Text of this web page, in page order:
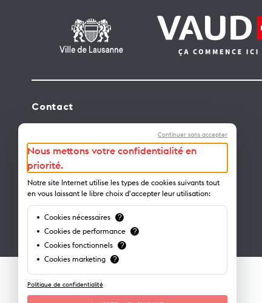
Contact
Avenue de Rhodanie 2 – CP 975
1001 Lausanne – Suisse
info@lausanne-tourisme.ch
+41 21 613 73 73
Où nous trouver ?
Continuer sans accepter
Nous mettons votre confidentialité en
priorité.
Notre site Internet utilise les types de cookies suivants tout
en vous laissant le libre choix d'accepter leur utilisation:
Cookies nécessaires ?
Cookies de performance ?
Cookies fonctionnels ?
Cookies marketing ?
Politique de confidentialité